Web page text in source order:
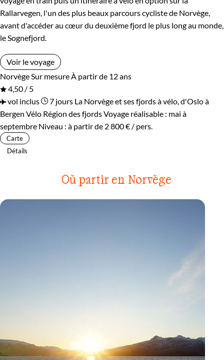
Rallarvegen, l'un des plus beaux parcours cycliste de Norvège,
avant d'accéder au cœur du deuxième fjord le plus long au monde,
le Sognefjord.
Voir le voyage
Norvège Sur mesure À partir de 12 ans
4,50 / 5
vol inclus
7 jours La Norvège et ses fjords à vélo, d'Oslo à
Bergen Vélo Région des fjordsVoyage réalisable : mai à
septembre Niveau : à partir de 2 800 € / pers.
Carte
Détails
Où partir en Norvège